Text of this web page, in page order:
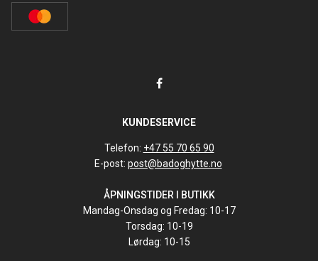
KUNDESERVICE
Telefon: +47 55 70 65 90
E-post: post@badoghytte.no
ÅPNINGSTIDER I BUTIKK
Mandag-Onsdag og Fredag: 10-17
Torsdag: 10-19
Lørdag: 10-15